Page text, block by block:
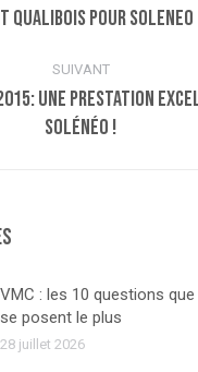
Article
:
Qualibois pour SOLENEO
SUIVANT
Article
suivant
une prestation
Solénéo !
VMC : les 10 questions
se posent le plus
28 juillet 2026